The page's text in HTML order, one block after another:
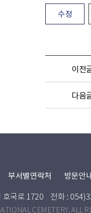
수정
이전
다음
부서별연락처 방문안
호국로 1720 전화 :
CEMETERY. ALL